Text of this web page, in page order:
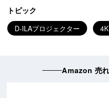
トピック
D-ILAプロジェクター 4K